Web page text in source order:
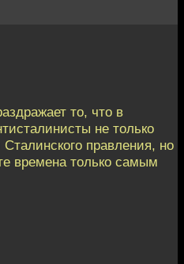
то, что в
не только
правления, но
времена только самым